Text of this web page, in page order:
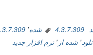
4.3.7.309 شده ٬ 4.3.7.309
٬ شده از ٬ نرم افزار جدید